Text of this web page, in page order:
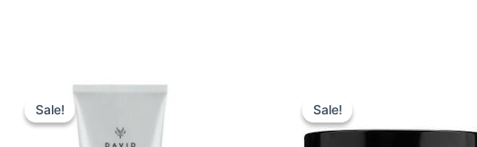
Sale!
Sale!
Original
price
was:
99,00 kr..
Current
48,95 kr..
Sale!
Sale!
was:
149,00 kr..99,00 kr..